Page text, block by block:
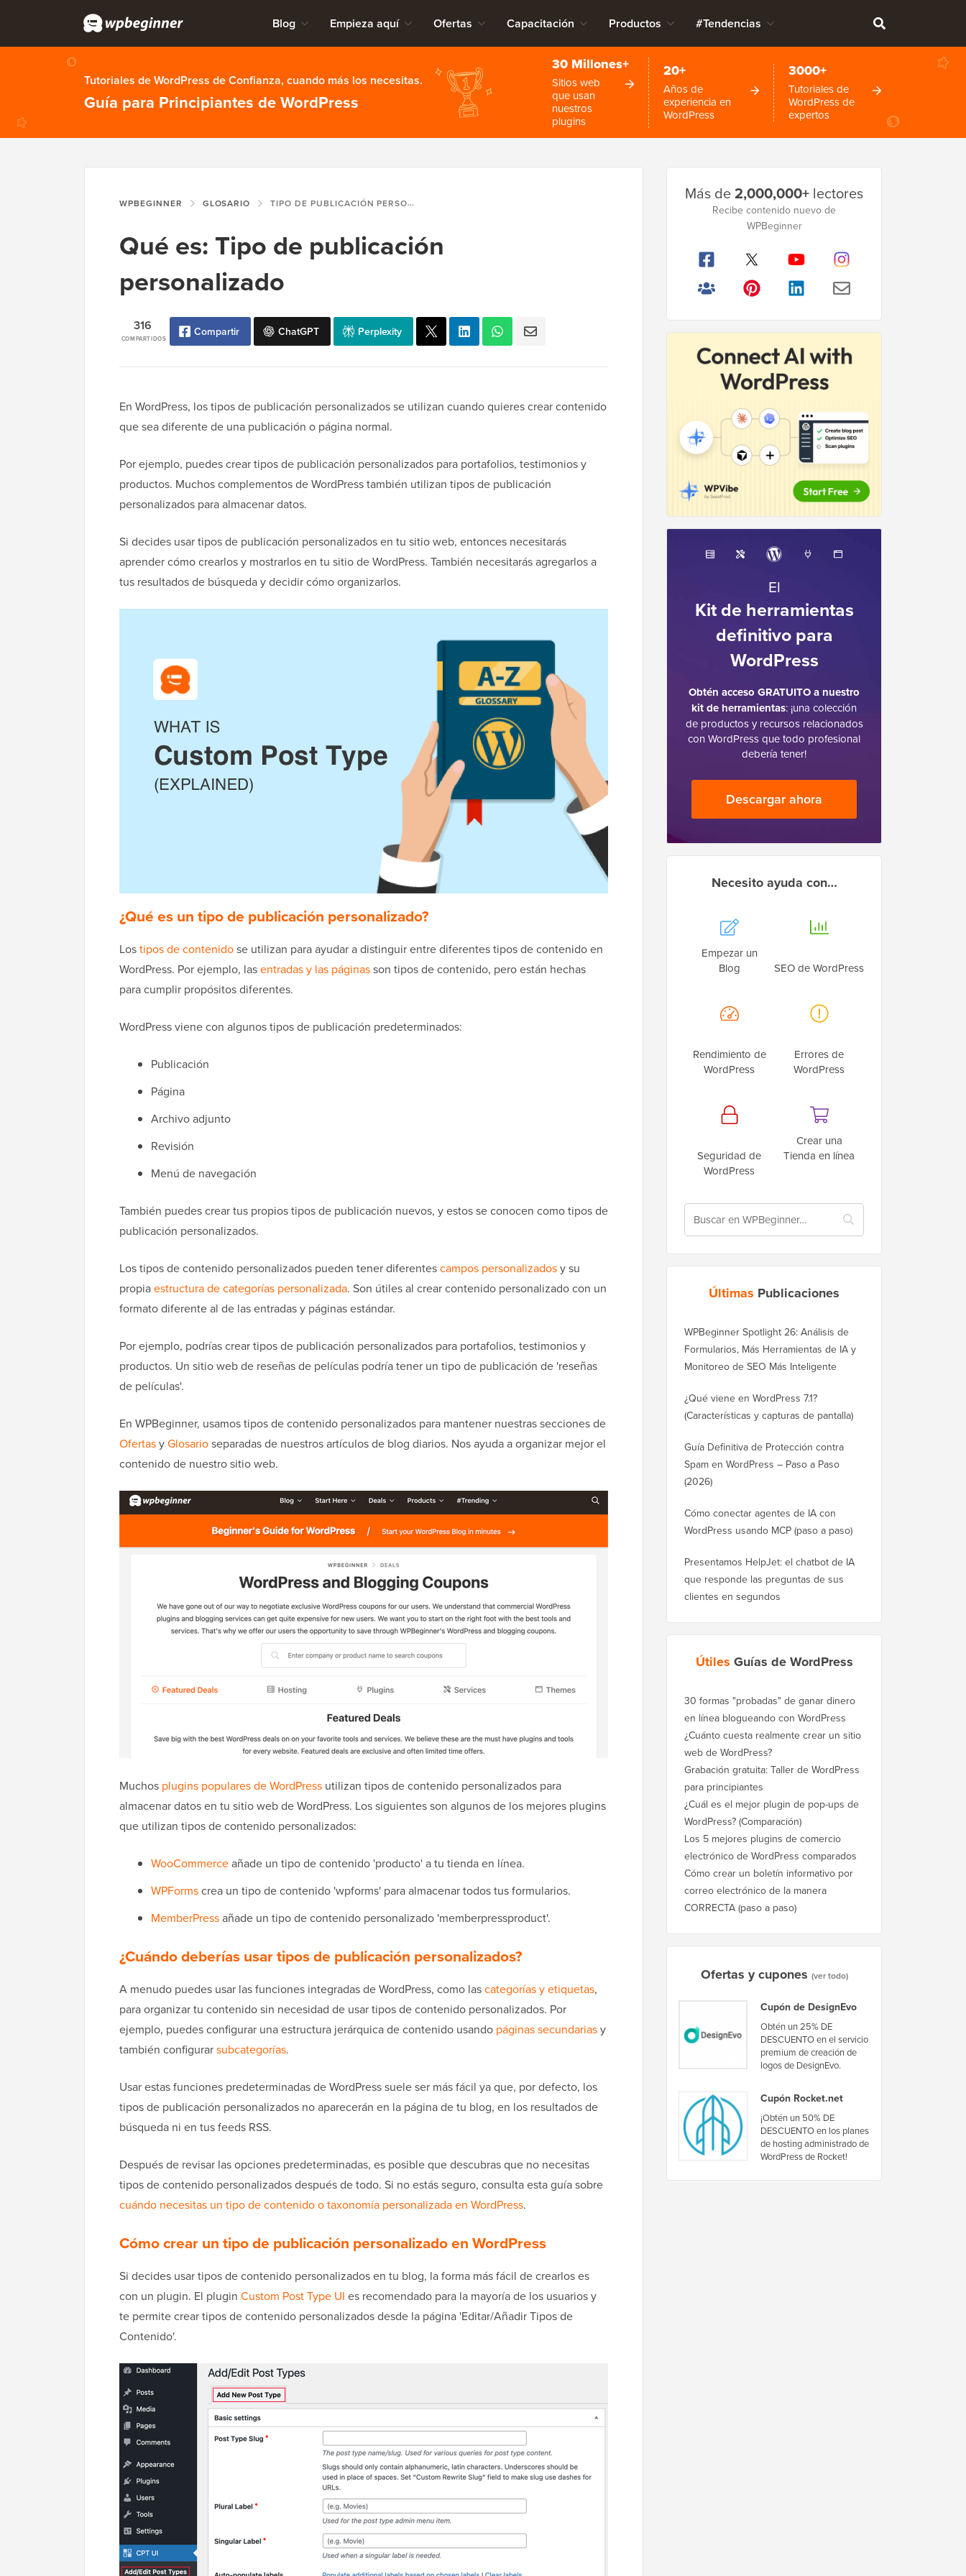
Blog Empieza aquí Ofertas Capacitación Productos #Tendencias
Tutoriales de WordPress de Confianza, cuando más los necesitas.
Guía para Principiantes de WordPress
30 Millones+
Sitios web
que usan
nuestros
plugins
20+
Años de
experiencia en
WordPress
3000+
Tutoriales de
WordPress de
expertos
WPBEGINNER GLOSARIO TIPO DE PUBLICACIÓN PERSONALIZADA
Qué es: Tipo de publicación
personalizado
COMPARTIDOS
316 Compartir ChatGPT Perplexity
En WordPress, los tipos de publicación personalizados se utilizan cuando quieres crear contenido
que sea diferente de una publicación o página normal.
Por ejemplo, puedes crear tipos de publicación personalizados para portafolios, testimonios y
productos. Muchos complementos de WordPress también utilizan tipos de publicación
personalizados para almacenar datos.
Si decides usar tipos de publicación personalizados en tu sitio web, entonces necesitarás
aprender cómo crearlos y mostrarlos en tu sitio de WordPress. También necesitarás agregarlos a
tus resultados de búsqueda y decidir cómo organizarlos.
¿Qué es un tipo de publicación personalizado?
Lostipos de contenidose utilizan para ayudar a distinguir entre diferentes tipos de contenido en
WordPress. Por ejemplo, lasentradas y las páginasson tipos de contenido, pero están hechas
para cumplir propósitos diferentes.
WordPress viene con algunos tipos de publicación predeterminados:
Publicación
Página
Archivo adjunto
Revisión
Menú de navegación
También puedes crear tus propios tipos de publicación nuevos, y estos se conocen como tipos de
publicación personalizados.
Los tipos de contenido personalizados pueden tener diferentescampos personalizadosy su
propiaestructura de categorías personalizada. Son útiles al crear contenido personalizado con un
formato diferente al de las entradas y páginas estándar.
Por ejemplo, podrías crear tipos de publicación personalizados para portafolios, testimonios y
productos. Un sitio web de reseñas de películas podría tener un tipo de publicación de 'reseñas
de películas'.
En WPBeginner, usamos tipos de contenido personalizados para mantener nuestras secciones de
OfertasyGlosarioseparadas de nuestros artículos de blog diarios. Nos ayuda a organizar mejor el
contenido de nuestro sitio web.
Muchos plugins populares de WordPress utilizan tipos de contenido personalizados para
almacenar datos en tu sitio web de WordPress. Los siguientes son algunos de los mejores plugins
que utilizan tipos de contenido personalizados:
WooCommerceañade un tipo de contenido 'producto' a tu tienda en línea.
WPFormscrea un tipo de contenido 'wpforms' para almacenar todos tus formularios.
MemberPressañade un tipo de contenido personalizado 'memberpressproduct'.
¿Cuándo deberías usar tipos de publicación personalizados?
A menudo puedes usar las funciones integradas de WordPress, como lascategorías y etiquetas,
para organizar tu contenido sin necesidad de usar tipos de contenido personalizados. Por
ejemplo, puedes configurar una estructura jerárquica de contenido usando páginas secundariasy
también configurarsubcategorías.
Usar estas funciones predeterminadas de WordPress suele ser más fácil ya que, por defecto, los
tipos de publicación personalizados no aparecerán en la página de tu blog, en los resultados de
búsqueda ni en tus feeds RSS.
Después de revisar las opciones predeterminadas, es posible que descubras que no necesitas
tipos de contenido personalizados después de todo. Si no estás seguro, consulta esta guía sobre
cuándo necesitas un tipo de contenido o taxonomía personalizada en WordPress.
Cómo crear un tipo de publicación personalizado en WordPress
Si decides usar tipos de contenido personalizados en tu blog, la forma más fácil de crearlos es
con un plugin. El plugin Custom Post Type UI es recomendado para la mayoría de los usuarios y
te permite crear tipos de contenido personalizados desde la página 'Editar/Añadir Tipos de
Contenido'.
lateral
Más de2,000,000+ lectores
Recibe contenido nuevo de
WPBeginner
El
Kit de herramientas
definitivo para
WordPress
Obtén acceso GRATUITO a nuestro
kit de herramientas: ¡una colección
de productos y recursos relacionados
con WordPress que todo profesional
debería tener!
Descargar ahora
Necesito ayuda con…
Empezar un
Blog
SEO de WordPress
Rendimiento de
WordPress
Errores de
WordPress
Seguridad de
WordPress
Crear una
Tienda en línea
Últimas Publicaciones
WPBeginner Spotlight 26: Análisis de
Formularios, Más Herramientas de IA y
Monitoreo de SEO Más Inteligente
¿Qué viene en WordPress 7.1?
(Características y capturas de pantalla)
Guía Definitiva de Protección contra
Spam en WordPress – Paso a Paso
(2026)
Cómo conectar agentes de IA con
WordPress usando MCP (paso a paso)
Presentamos HelpJet: el chatbot de IA
que responde las preguntas de sus
clientes en segundos
Útiles Guías de WordPress
30 formas "probadas" de ganar dinero
en línea blogueando con WordPress
¿Cuánto cuesta realmente crear un sitio
web de WordPress?
Grabación gratuita: Taller de WordPress
para principiantes
¿Cuál es el mejor plugin de pop-ups de
WordPress? (Comparación)
Los 5 mejores plugins de comercio
electrónico de WordPress comparados
Cómo crear un boletín informativo por
correo electrónico de la manera
CORRECTA (paso a paso)
Ofertas y cupones (ver todo)
Cupón de DesignEvo
Obtén un 25% DE
DESCUENTO en el servicio
premium de creación de
logos de DesignEvo.
Cupón Rocket.net
¡Obtén un 50% DE
DESCUENTO en los planes
de hosting administrado de
WordPress de Rocket!